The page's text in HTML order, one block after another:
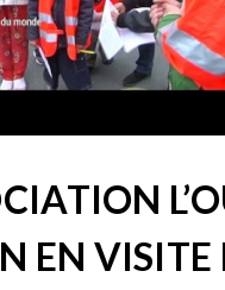
EN VISITE